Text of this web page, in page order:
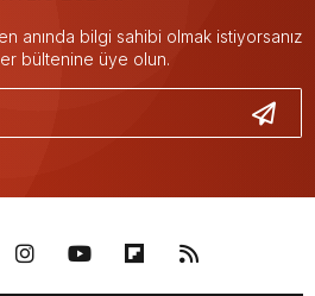
anında bilgi sahibi olmak istiyorsanız
bültenine üye olun.